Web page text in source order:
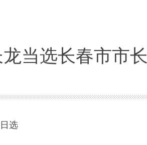
当选长春市市长
选